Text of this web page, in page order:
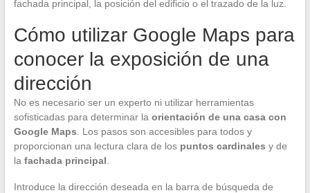
fachada principal, la posición del edificio o el trazado de la luz.
Cómo utilizar Google Maps para
conocer la exposición de una
dirección
No es necesario ser un experto ni utilizar herramientas
sofisticadas para determinar la orientación de una casa con
Google Maps . Los pasos son accesibles para todos y
proporcionan una lectura clara de los puntos cardinales y de
la fachada principal
Introduce la dirección deseada en la barra de búsqueda de